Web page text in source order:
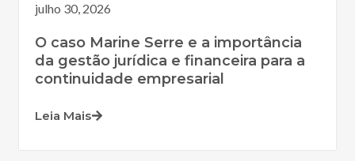
julho 30, 2026
O caso Marine Serre e a importância
da gestão jurídica e financeira para a
continuidade empresarial
Leia Mais